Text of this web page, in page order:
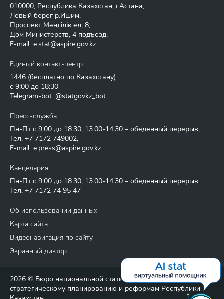
010000, Республика Казахстан, г.Астана,
Левый берег р.Ишим,
Проспект Мәңгілік ел, 8,
Дом Министерств, 4 подъезд,
E-mail: e.stat@aspire.gov.kz
Единый контакт-центр
1446 (бесплатно по Казахстану)
с 9:00 до 18:30
Telegram-bot: @statgovkz_bot
Пресс-служба
Пн-Пт с 9:00 до 18:30, 13:00-14:30 – обеденный перерыв,
Тел. +7 7172 749002,
E-mail: e.press@aspire.gov.kz
Канцелярия
Пн-Пт с 9:00 до 18:30, 13:00-14:30 – обеденный перерыв
Тел. +7 7172 74 95 47
Об использовании данных
Карта сайта
Видеонавигация по сайту
Экранный диктор
2026 © Бюро национальной статистики Агентства по
стратегическому планированию и реформам Республики